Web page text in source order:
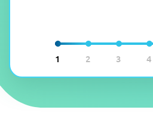
1 2 3 4